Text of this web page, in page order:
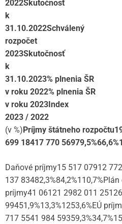
2022Skutočnosť
k
31.10.2022Schválený
rozpočet
2023Skutočnosť
k
31.10.2023% plnenia ŠR
v roku 2022% plnenia ŠR
v roku 2023 Index
2023 / 2022
(v %) Príjmy štátneho rozpočtu
699 18417 770 56979,5%66,6%
Daňové príjmy15 517 07912
137
príjmy41 06121 2982 011
99451,9%13,3%1253,6%EÚ
717 5541 984